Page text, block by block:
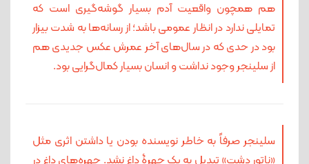
هم همچون واقعیت آدم بسیار گوشه‌گیری است که
تمایلی ندارد در انظار عمومی باشد؛ از رسانه‌ها به شدت بیزار
بود در حدی که در سال‌های آخر عمرش عکس جدیدی هم
از سلینجر وجود نداشت و انسان بسیار کمال‌گرایی بود.
سلینجر صرفاً به خاطر نویسنده بودن یا داشتن اثری مثل
«ناتور دشت» تبدیل به یک چهرۀ داغ نشد. چهره‌های داغ در